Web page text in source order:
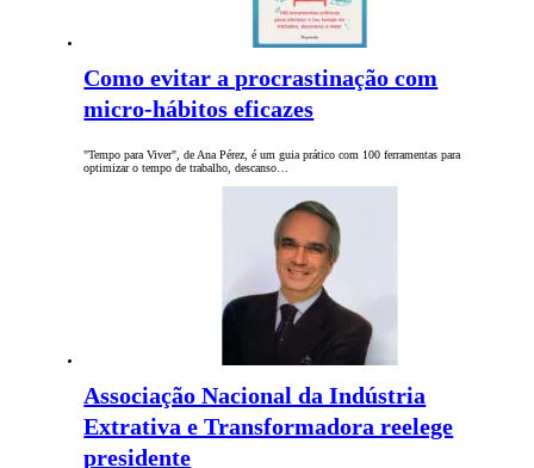
Como evitar a procrastinação com
micro-hábitos eficazes
"Tempo para Viver", de Ana Pérez, é um guia prático com 100 ferramentas para
optimizar o tempo de trabalho, descanso…
Associação Nacional da Indústria
Extrativa e Transformadora reelege
presidente